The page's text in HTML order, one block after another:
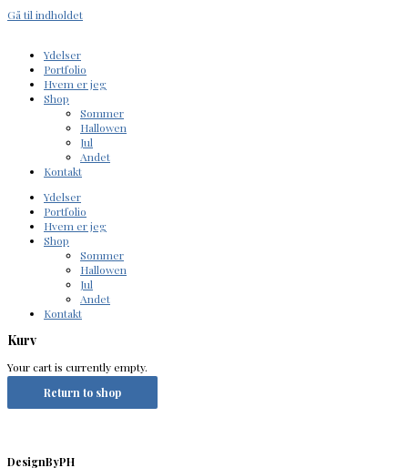
Gå til indholdet
Ydelser
Portfolio
Hvem er jeg
Shop
Sommer
Hallowen
Jul
Andet
Kontakt
Ydelser
Portfolio
Hvem er jeg
Shop
Sommer
Hallowen
Jul
Andet
Kontakt
Kurv
Your cart is currently empty.
Return to shop
DesignByPH